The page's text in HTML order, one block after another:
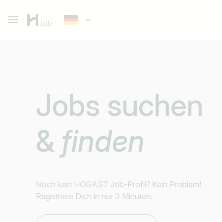
Jobs suchen
& finden
Noch kein HOGAST Job-Profil? Kein Problem!
Registriere Dich in nur 3 Minuten.